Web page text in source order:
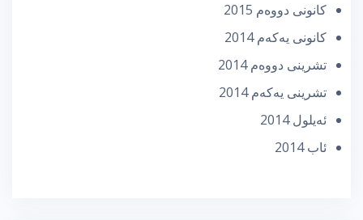
كانونی دووه‌م 2015
كانونی یه‌كه‌م 2014
تشرینی دووه‌م 2014
تشرینی یه‌كه‌م 2014
ئه‌یلول 2014
ئاب 2014